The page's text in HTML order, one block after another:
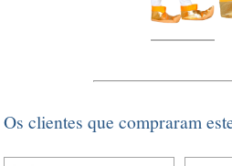
Os clientes que compraram